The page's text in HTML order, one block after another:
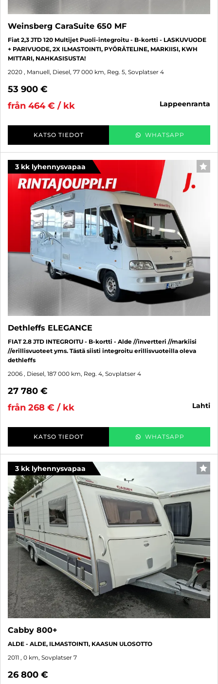
Weinsberg CaraSuite 650 MF
Fiat 2,3 JTD 120 Multijet Puoli-integroitu - B-kortti - LASKUVUODE
+ PARIVUODE, 2X ILMASTOINTI, PYÖRÄTELINE, MARKIISI, KWH
MITTARI, NAHKASISUSTA!
2020 , Manuell, Diesel, 77 000 km, Reg. 5, Sovplatser 4
53 900 €
från 464 € / kk
lappeenranta
KATSO TIEDOT WHATSAPP
3 kk lyhennysvapaa
Dethleffs ELEGANCE
FIAT 2.8 JTD INTEGROITU - B-kortti - Alde //invertteri //markiisi
//erillisvuoteet yms. Tästä siisti integroitu erillisvuoteilla oleva
dethleffs
2006 , Diesel, 187 000 km, Reg. 4, Sovplatser 4
27 780 €
från 268 € / kk
lahti
KATSO TIEDOT WHATSAPP
3 kk lyhennysvapaa
Cabby 800+
ALDE - ALDE, ILMASTOINTI, KAASUN ULOSOTTO
2011 , 0 km, Sovplatser 7
26 800 €